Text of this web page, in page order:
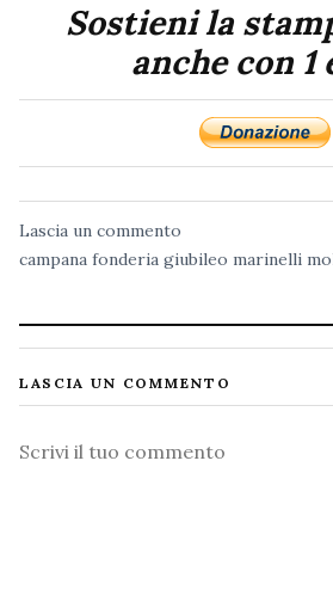
Sostieni la
anche con 1
Lascia un commento
campana fonderia giubileo marinelli
LASCIA UN COMMENTO
Commento